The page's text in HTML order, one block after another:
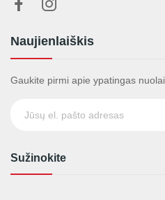
Naujienlaiškis
Gaukite pirmi apie ypatingas
Sužinokite